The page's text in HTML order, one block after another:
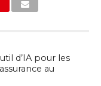
d’IA pour les
au